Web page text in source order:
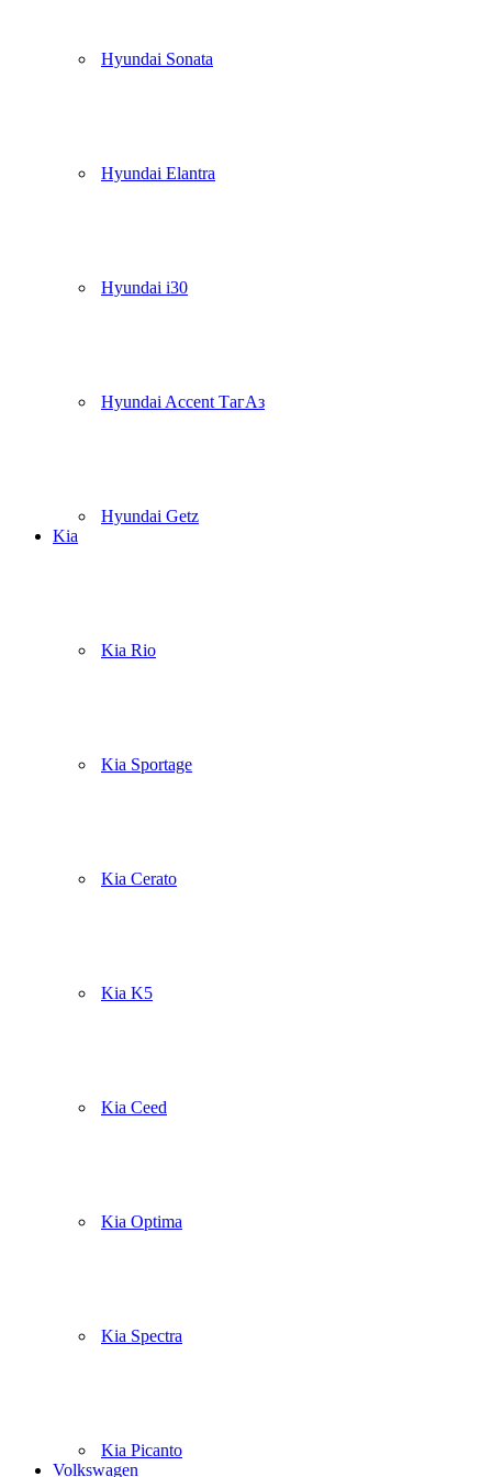
Hyundai Sonata
Hyundai Elantra
Hyundai i30
Hyundai Accent ТагАз
Hyundai Getz
Kia
Kia Rio
Kia Sportage
Kia Cerato
Kia K5
Kia Ceed
Kia Optima
Kia Spectra
Kia Picanto
Volkswagen